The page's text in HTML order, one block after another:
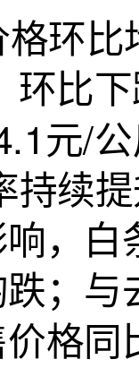
比
比
元/
持续
，
；
格同